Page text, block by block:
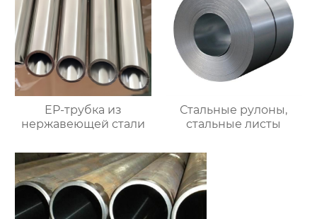
EP-трубка из
нержавеющей стали
Стальные рулоны,
стальные листы